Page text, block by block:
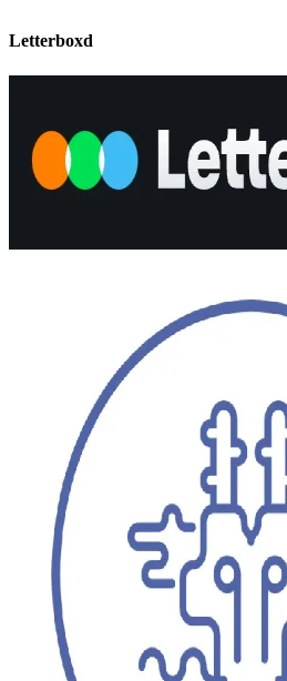
Letterboxd